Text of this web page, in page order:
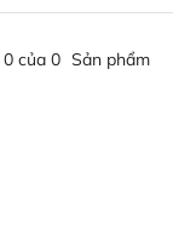
0 của 0 Sản phẩm